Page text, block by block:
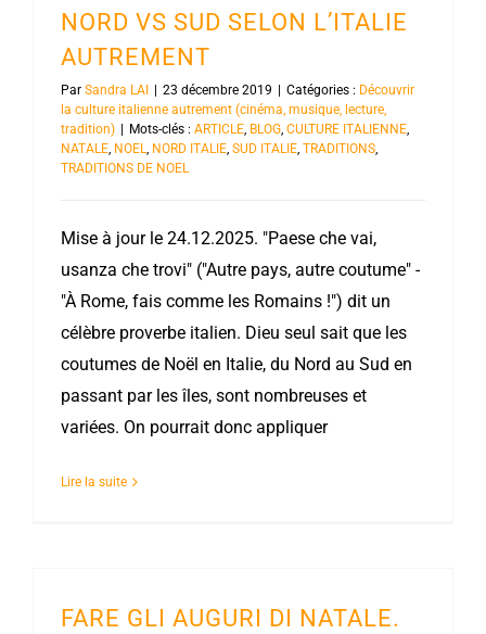
NORD VS SUD SELON L’ITALIE
AUTREMENT
Par Sandra LAI 23 décembre 2019 Catégories : Découvrir
la culture italienne autrement (cinéma, musique, lecture,
tradition)
Mots-clés : ARTICLE, BLOG, CULTURE ITALIENNE,
NATALE, NOEL, NORD ITALIE, SUD ITALIE, TRADITIONS,
TRADITIONS DE NOEL
Mise à jour le 24.12.2025. "Paese che vai,
usanza che trovi" ("Autre pays, autre coutume" -
"À Rome, fais comme les Romains !") dit un
célèbre proverbe italien. Dieu seul sait que les
coutumes de Noël en Italie, du Nord au Sud en
passant par les îles, sont nombreuses et
variées. On pourrait donc appliquer
Lire la suite
FARE GLI AUGURI DI NATALE.